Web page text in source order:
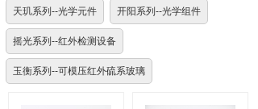
天玑系列--光学元件 开阳系列--光学组件
摇光系列--红外检测设备
玉衡系列--可模压红外硫系玻璃